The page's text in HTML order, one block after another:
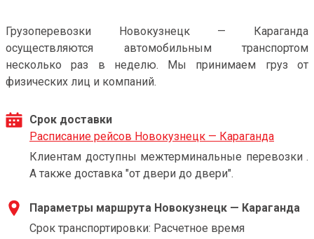
Грузоперевозки Новокузнецк — Караганда
осуществляются автомобильным транспортом
несколько раз в неделю. Мы принимаем груз от
физических лиц и компаний.
Срок доставки
Расписание рейсов Новокузнецк — Караганда
Клиентам доступны межтерминальные перевозки .
А также доставка "от двери до двери".
Параметры маршрута Новокузнецк — Караганда
Срок транспортировки: Расчетное время